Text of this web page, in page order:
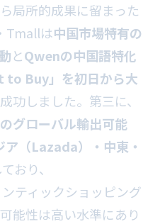
局所的成果に留まった
Tmallは中国市場特有の
とQwenの中国語特化
to Buy」を初日から大
功しました。第三に、
グローバル輸出可能
ア（Lazada）・中東・
おり、
ティックショッピング
能性は高い水準にあり